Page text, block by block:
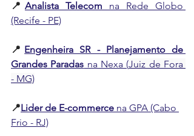
📍 Analista Telecom na Rede Globo
(Recife - PE)
📍 Engenheira SR - Planejamento de
Grandes Paradas na Nexa (Juiz de Fora
- MG)
📍Lider de E-commerce na GPA (Cabo
Frio - RJ)